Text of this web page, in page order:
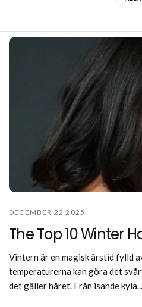
DECEMBER 22 2025
The Top 10 Winter
Vintern är en magisk årstid fylld
temperaturerna kan göra det
det gäller håret. Från isande kyla...